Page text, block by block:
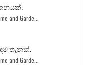
and Garde...
තැනක්.
and Garde...